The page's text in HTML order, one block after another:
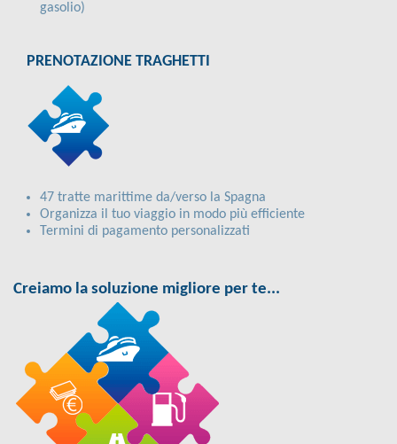
gasolio)
PRENOTAZIONE TRAGHETTI
47 tratte marittime da/verso la Spagna
Organizza il tuo viaggio in modo più efficiente
Termini di pagamento personalizzati
Creiamo la soluzione migliore per te...